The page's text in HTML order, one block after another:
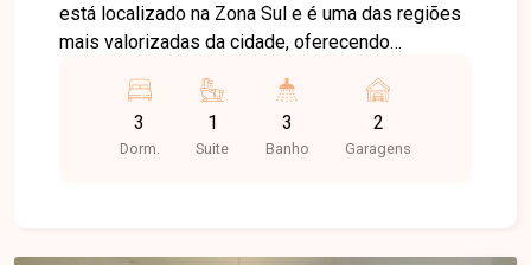
está localizado na Zona Sul e é uma das regiões
mais valorizadas da cidade, oferecendo
e fácil acesso às principais vias. A região é
próxima a comércios, escolas, supermercados,
restaurantes e diversos serviços,
3
Dorm.
1
Suite
3
Banho
2
Garagens